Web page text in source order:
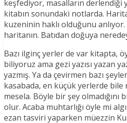
keşfediyor, masalların
kitabın sonundaki notlarda.
kuzeninin haklı olduğunu
haritanın. Batıdan doğuya
Bazı ilginç yerler de var kitapta,
biliyoruz ama gezi yazısı yazan
yazmış. Ya da çevirmen bazı
kasabada, en küçük yerlerde
mesela. Böyle bir şey
olur. Acaba muhtarlığı öyle mi
ezan tasviri yaparken müezzin